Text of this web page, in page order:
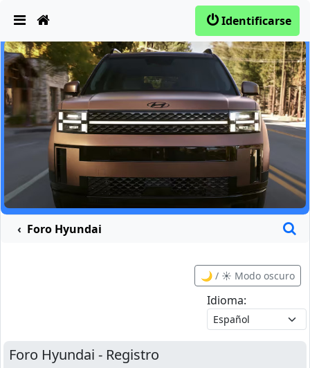
Identificarse
Foro Hyundai
🌙 / ☀️ Modo oscuro
Idioma:
Foro Hyundai - Registro